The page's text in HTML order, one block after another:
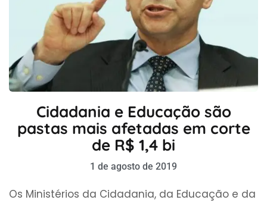
Cidadania e Educação são
pastas mais afetadas em corte
de R$ 1,4 bi
1 de agosto de 2019
Os Ministérios da Cidadania, da Educação e da